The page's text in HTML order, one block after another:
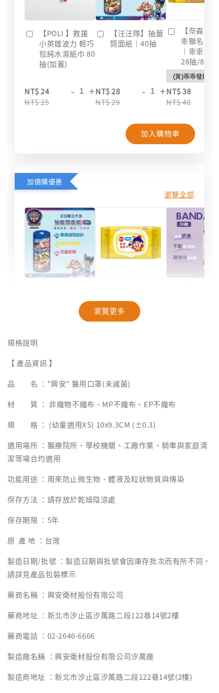
【POLI 】救援
小英雄波力 輕巧
包純水濕紙巾 80
抽(加蓋)
NT$ 24
NT$ 25
- +
【汪汪隊】抽籤
筒面紙｜40抽
NT$ 28
NT$ 29
- +
【奈森克
乖聯名款
｜乖乖發
28抽/88抽
NT$ 38
NT$ 40
加入購物車
加價購優惠
瀏覽全部
筒面紙｜40抽
NT$ 29
乖聯名款濕紙巾
｜乖乖發財巾｜
28抽/88抽
瀏覽更多
規格說明
【 產品資訊 】
品 名 ："興安" 醫用口罩(未滅菌)
材 質 ： 非織物不織布、MP不織布、EP不織布
規 格 ： (幼童適用XS) 10x9.3CM (±0.3)
適用場所 ：醫療院所、學校機關、工廠作業、騎車與家庭清
潔等場合均適用
功能用途 ：用來防止微生物、體液及粒狀物質與傳染
保存方法 ：請存放於乾燥陰涼處
保存期限 ：5年
原 產 地 ：台灣
製造日期/批號 ：製造日期與批號會因庫存批次而有所不同，
請詳見產品包裝標示
藥商名稱 ：興安衛材股份有限公司
藥商地址 ：新北市汐止區汐萬路二段122巷14號2樓
藥商電話 ：02-2646-6666
製造廠名稱 ：興安衛材股份有限公司汐萬廠
製造商地址 ：新北市汐止區汐萬路二段122巷14號(2樓)